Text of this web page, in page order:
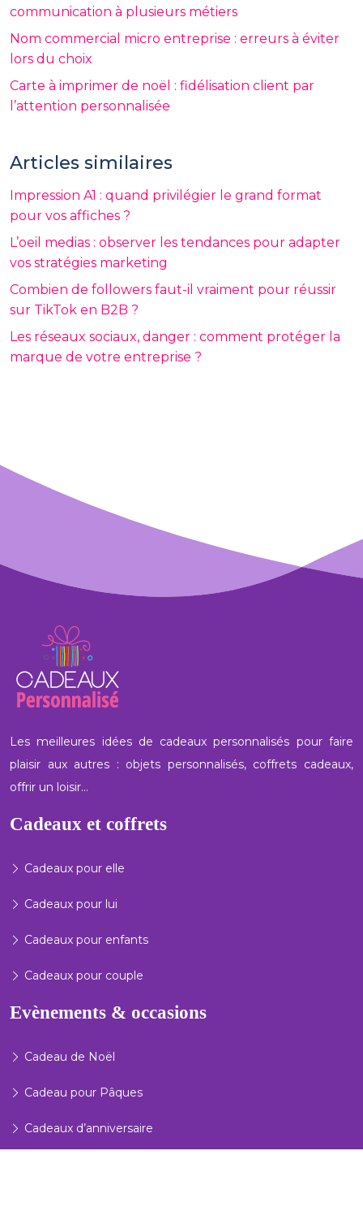
communication à plusieurs métiers
Nom commercial micro entreprise : erreurs à éviter
lors du choix
Carte à imprimer de noël : fidélisation client par
l’attention personnalisée
Articles similaires
Impression A1 : quand privilégier le grand format
pour vos affiches ?
L’oeil medias : observer les tendances pour adapter
vos stratégies marketing
Combien de followers faut-il vraiment pour réussir
sur TikTok en B2B ?
Les réseaux sociaux, danger : comment protéger la
marque de votre entreprise ?
Les meilleures idées de cadeaux personnalisés pour faire
plaisir aux autres : objets personnalisés, coffrets cadeaux,
offrir un loisir…
Cadeaux et coffrets
Cadeaux pour elle
Cadeaux pour lui
Cadeaux pour enfants
Cadeaux pour couple
Evènements & occasions
Cadeau de Noël
Cadeau pour Pâques
Cadeaux d’anniversaire